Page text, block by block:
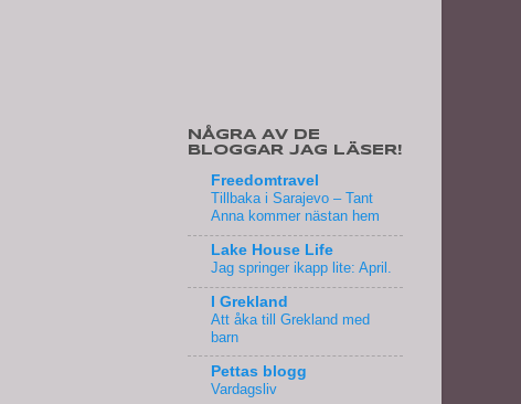
NÅGRA AV DE
BLOGGAR JAG LÄSER!
Freedomtravel
Tillbaka i Sarajevo – Tant
Anna kommer nästan hem
Lake House Life
Jag springer ikapp lite: April.
I Grekland
Att åka till Grekland med
barn
Pettas blogg
Vardagsliv